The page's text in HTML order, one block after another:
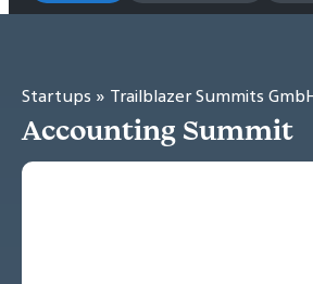
Startups » Trailblazer Summits
Accounting Summit